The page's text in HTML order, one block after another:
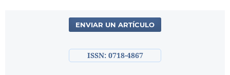
ENVIAR UN ARTÍCULO
ISSN: 0718-4867